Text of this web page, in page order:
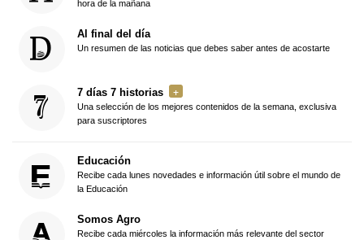
hora de la mañana
Al final del día
Un resumen de las noticias que debes saber antes de acostarte
7 días 7 historias
Una selección de los mejores contenidos de la semana, exclusiva
para suscriptores
Educación
Recibe cada lunes novedades e información útil sobre el mundo de
la Educación
Somos Agro
Recibe cada miércoles la información más relevante del sector